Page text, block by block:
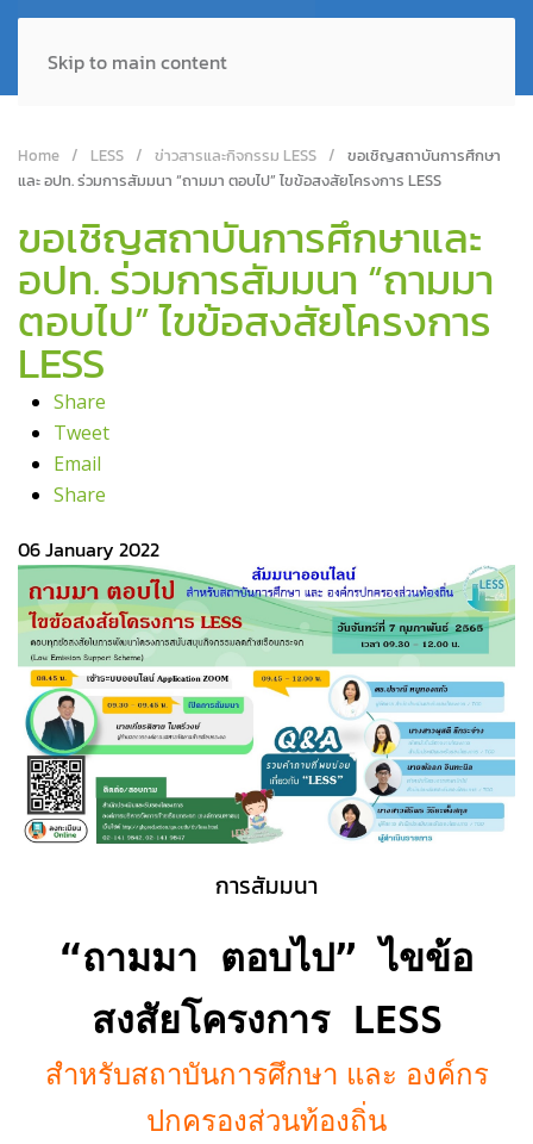
Skip to main content
Home LESS ข่าวสารและกิจกรรม LESS
ขอเชิญสถาบันการศึกษา
และ อปท. ร่วมการสัมมนา “ถามมา ตอบไป” ไขข้อสงสัยโครงการ LESS
ขอเชิญสถาบันการศึกษาและ
อปท. ร่วมการสัมมนา “ถามมา
ตอบไป” ไขข้อสงสัยโครงการ
LESS
Share
Tweet
Email
Share
06 January 2022
การสัมมนา
“ถามมา ตอบไป” ไขข้อ
สงสัยโครงการ LESS
สำหรับสถาบันการศึกษา และ องค์กร
ปกครองส่วนท้องถิ่น